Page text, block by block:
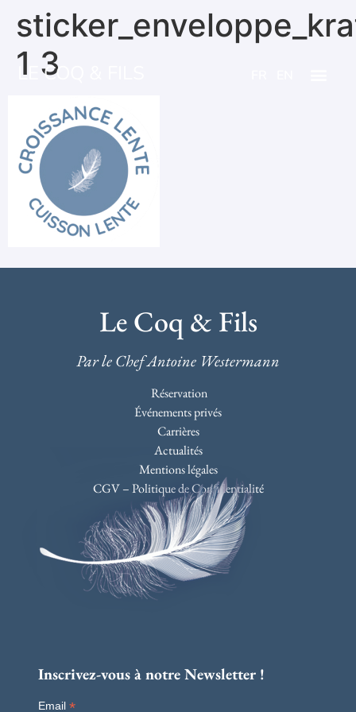
LE COQ & FILS
1 3
Le Coq & Fils
Par le Chef Antoine Westermann
Réservation
Événements privés
Carrières
Actualités
Mentions légales
CGV – Politique de Confidentialité
Inscrivez-vous à notre Newsletter !
Email *